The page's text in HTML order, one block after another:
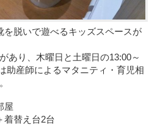
を脱いで遊べるキッズスペースが
あり、木曜日と土曜日の13:00～
助産師によるマタニティ・育児相
屋
着替え台2台